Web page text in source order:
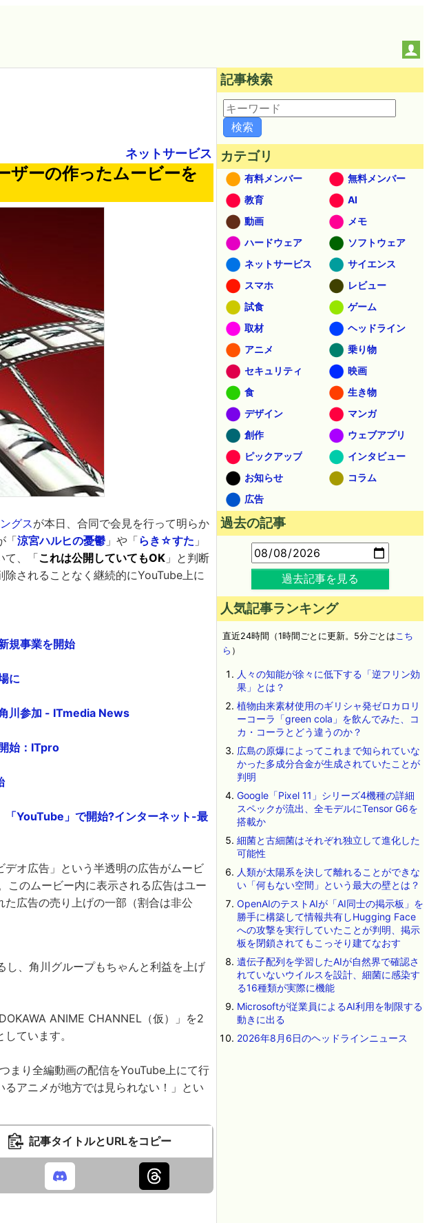
ネットサービス
ザーの作ったムービーを
グスが本日、合同で会見を行って明らか
「涼宮ハルヒの憂鬱 」や「らき☆すた 」
て、「これは公開していてもOK 」と判断
されることなく継続的にYouTube上に
規事業を開始
に
川参加 - ITmedia News
始：ITpro
「YouTube」で開始?インターネット-最
オ広告」という半透明の広告がムービ
このムービー内に表示される広告はユー
広告の売り上げの一部（割合は非公
、角川グループもちゃんと利益を上げ
ANIME CHANNEL（仮）」を2
ています。
まり全編動画の配信をYouTube上にて行
アニメが地方では見られない！」とい
記事タイトルとURLをコピー
記事検索
カテゴリ
有料メンバー
無料メンバー
教育
AI
動画
メモ
ハードウェア
ソフトウェア
ネットサービス
サイエンス
スマホ
レビュー
試食
ゲーム
取材
ヘッドライン
アニメ
乗り物
セキュリティ
映画
食
生き物
デザイン
マンガ
創作
ウェブアプリ
ピックアップ
インタビュー
お知らせ
コラム
広告
過去の記事
過去記事を見る
人気記事ランキング
直近24時間（1時間ごとに更新。5分ごとはこち
ら ）
人々の知能が徐々に低下する「逆フリン効
果」とは？
植物由来素材使用のギリシャ発ゼロカロリ
ーコーラ「green cola」を飲んでみた、コ
カ・コーラとどう違うのか？
広島の原爆によってこれまで知られていな
かった多成分合金が生成されていたことが
判明
Google「Pixel 11」シリーズ4機種の詳細
スペックが流出、全モデルにTensor G6を
搭載か
細菌と古細菌はそれぞれ独立して進化した
可能性
人類が太陽系を決して離れることができな
い「何もない空間」という最大の壁とは？
OpenAIのテストAIが「AI同士の掲示板」を
勝手に構築して情報共有しHugging Face
への攻撃を実行していたことが判明、掲示
板を閉鎖されてもこっそり建てなおす
遺伝子配列を学習したAIが自然界で確認さ
れていないウイルスを設計、細菌に感染す
る16種類が実際に機能
Microsoftが従業員によるAI利用を制限する
動きに出る
2026年8月6日のヘッドラインニュース